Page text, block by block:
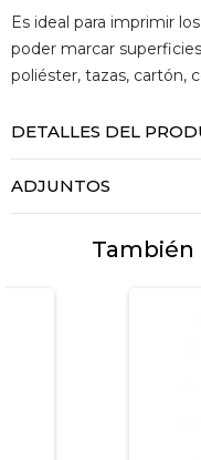
Es ideal para imprimir
poder marcar
poliéster, tazas, cartón,
DETALLES DEL
ADJUNTOS
También